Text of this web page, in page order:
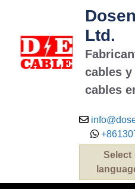
Ltd.
cables
cables
Select